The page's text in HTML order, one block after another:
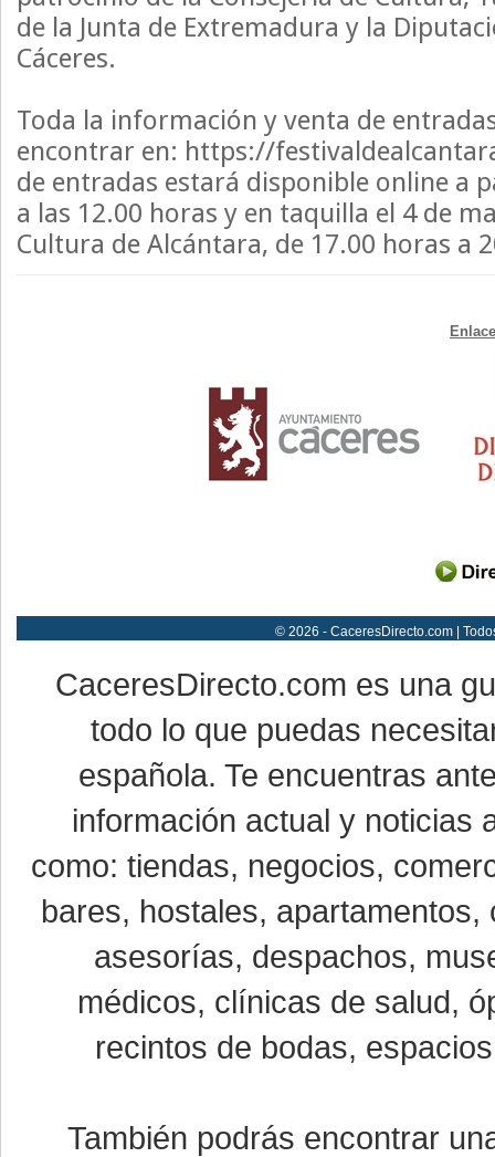
de la Junta de Extremadura y la
Cáceres.
Toda la información y venta de
encontrar en: https://
de entradas estará disponible online a
a las 12.00 horas y en taquilla el 4 de
Cultura de Alcántara, de 17.00 horas a
© 2026 - CaceresDirecto.com |
CaceresDirecto.com es una
todo lo que puedas
española. Te encuentras
información actual y noticias
como: tiendas, negocios,
bares, hostales,
asesorías, despachos,
médicos, clínicas de salud,
recintos de bodas,
También podrás encontrar